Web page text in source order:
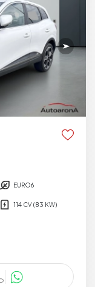
EURO6
114 CV (83 KW)